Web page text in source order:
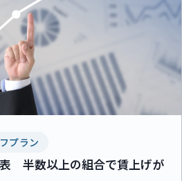
プラン
半数以上の組合で賃上げが